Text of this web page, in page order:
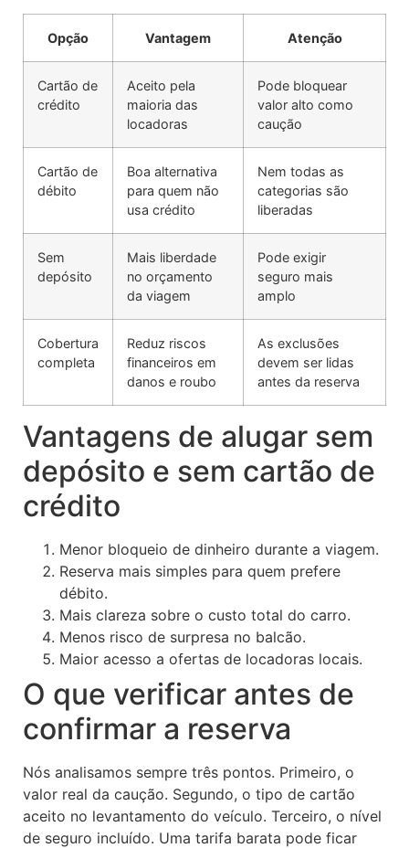
Opção Vantagem Atenção
Cartão de
crédito
Aceito pela
maioria das
locadoras
Pode bloquear
valor alto como
caução
Cartão de
débito
Boa alternativa
para quem não
usa crédito
Nem todas as
categorias são
liberadas
Sem
depósito
Mais liberdade
no orçamento
da viagem
Pode exigir
seguro mais
amplo
Cobertura
completa
Reduz riscos
financeiros em
danos e roubo
As exclusões
devem ser lidas
antes da reserva
Vantagens de alugar sem
depósito e sem cartão de
crédito
Menor bloqueio de dinheiro durante a viagem.
Reserva mais simples para quem prefere
débito.
Mais clareza sobre o custo total do carro.
Menos risco de surpresa no balcão.
Maior acesso a ofertas de locadoras locais.
O que verificar antes de
confirmar a reserva
Nós analisamos sempre três pontos. Primeiro, o
valor real da caução. Segundo, o tipo de cartão
aceito no levantamento do veículo. Terceiro, o nível
de seguro incluído. Uma tarifa barata pode ficar